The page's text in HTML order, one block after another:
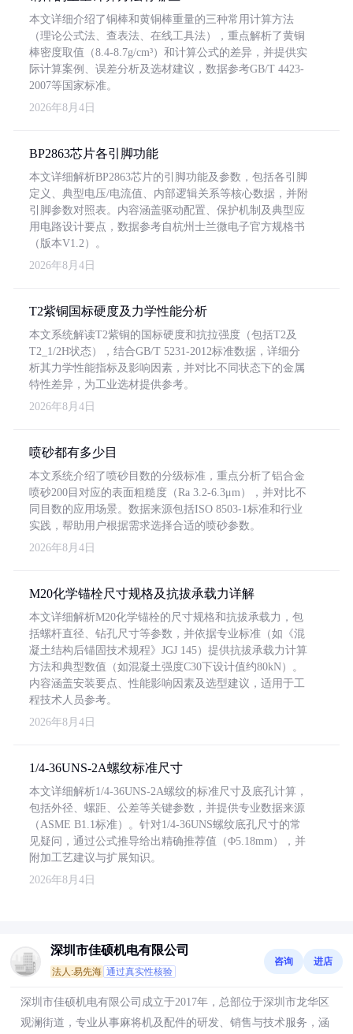
本文详细介绍了铜棒和黄铜棒重量的三种常用计算方法
（理论公式法、查表法、在线工具法），重点解析了黄铜
棒密度取值（8.4-8.7g/cm³）和计算公式的差异，并提供实
际计算案例、误差分析及选材建议，数据参考GB/T 4423-
2007等国家标准。
2026年8月4日
BP2863芯片各引脚功能
本文详细解析BP2863芯片的引脚功能及参数，包括各引脚
定义、典型电压/电流值、内部逻辑关系等核心数据，并附
引脚参数对照表。内容涵盖驱动配置、保护机制及典型应
用电路设计要点，数据参考自杭州士兰微电子官方规格书
（版本V1.2）。
2026年8月4日
T2紫铜国标硬度及力学性能分析
本文系统解读T2紫铜的国标硬度和抗拉强度（包括T2及
T2_1/2H状态），结合GB/T 5231-2012标准数据，详细分
析其力学性能指标及影响因素，并对比不同状态下的金属
特性差异，为工业选材提供参考。
2026年8月4日
喷砂都有多少目
本文系统介绍了喷砂目数的分级标准，重点分析了铝合金
喷砂200目对应的表面粗糙度（Ra 3.2-6.3μm），并对比不
同目数的应用场景。数据来源包括ISO 8503-1标准和行业
实践，帮助用户根据需求选择合适的喷砂参数。
2026年8月4日
M20化学锚栓尺寸规格及抗拔承载力详解
本文详细解析M20化学锚栓的尺寸规格和抗拔承载力，包
括螺杆直径、钻孔尺寸等参数，并依据专业标准（如《混
凝土结构后锚固技术规程》JGJ 145）提供抗拔承载力计算
方法和典型数值（如混凝土强度C30下设计值约80kN）。
内容涵盖安装要点、性能影响因素及选型建议，适用于工
程技术人员参考。
2026年8月4日
1/4-36UNS-2A螺纹标准尺寸
本文详细解析1/4-36UNS-2A螺纹的标准尺寸及底孔计算，
包括外径、螺距、公差等关键参数，并提供专业数据来源
（ASME B1.1标准）。针对1/4-36UNS螺纹底孔尺寸的常
见疑问，通过公式推导给出精确推荐值（Φ5.18mm），并
附加工艺建议与扩展知识。
2026年8月4日
深圳市佳硕机电有限公司
法人:易先海 通过真实性核验
咨询 进店
深圳市佳硕机电有限公司成立于2017年，总部位于深圳市龙华区
观澜街道，专业从事麻将机及配件的研发、销售与技术服务，涵